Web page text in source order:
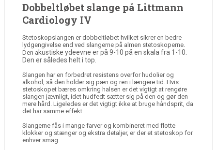
Dobbeltløbet slange på Littmann
Cardiology IV
Stetoskopslangen er dobbeltløbet hvilket sikrer en bedre
lydgengivelse end ved slangerne på almen stetoskoperne.
Den a kustiske ydeevne er på 9-10 på en skala fra 1-10.
Den er således helt i top.
Slangen har en forbedret resistens overfor hudolier og
alkohol, så den holder sig pæn og ren i længere tid. Hvis
stetoskopet bæres omkring halsen er det vigtigt at rengøre
slangen jævnligt, idet hudfedt sætter sig på den og gør den
mere hård. Ligeledes er det vigtigt ikke at bruge håndsprit, da
det har samme effekt.
Slangerne fås i mange farver og kombineret med flotte
klokker og stænger og ekstra detaljer, er der et stetoskop for
enhver smag.